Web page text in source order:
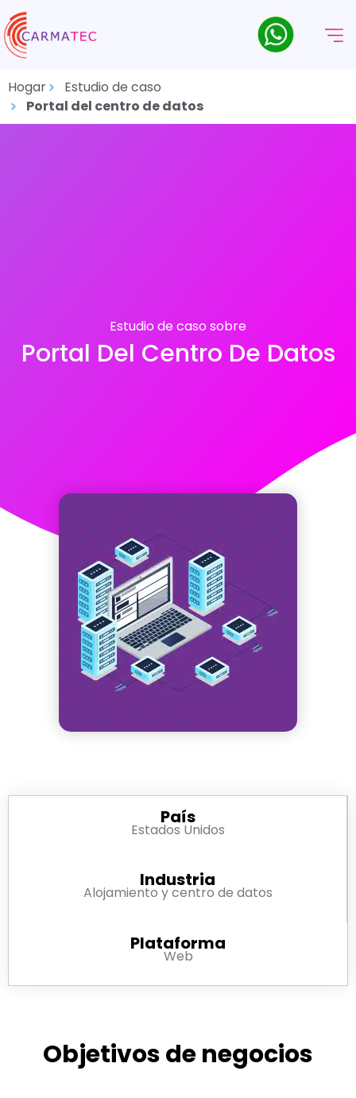
Hogar
Estudio de caso
Portal del centro de datos
Estudio de caso sobre
Portal Del Centro De Datos
País
Estados Unidos
Industria
Alojamiento y centro de datos
Plataforma
Web
Objetivos de negocios